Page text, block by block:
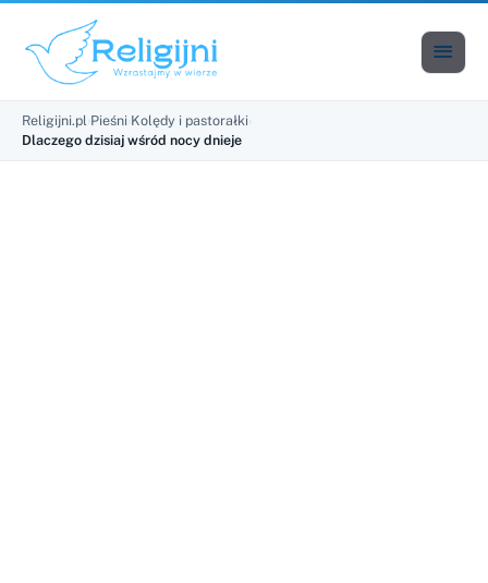

Religijni.pl›Pieśni›Kolędy i pastorałki›
Dlaczego dzisiaj wśród nocy dnieje